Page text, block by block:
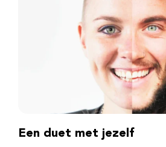
Een duet met jezelf